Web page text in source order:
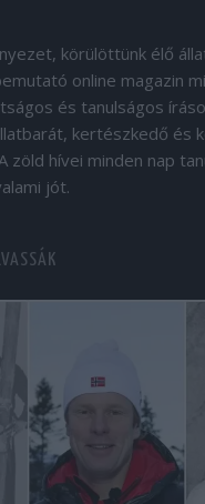
körülöttünk élő
online magazin
és tanulságos
kertészkedő és
zöld hívei minden nap
jót.